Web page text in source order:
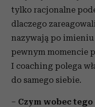
tylko racjonalne
dlaczego
nazywają po
pewnym momencie
I coaching polega
do samego siebie.
– Czym wobec